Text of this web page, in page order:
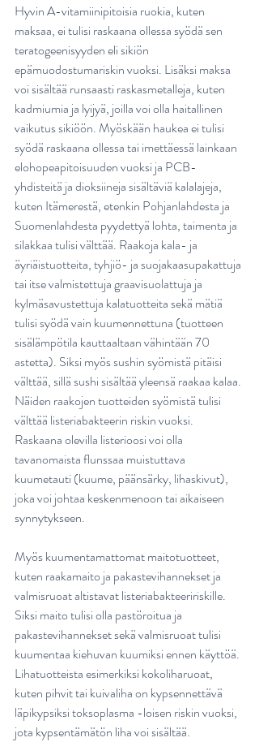
Hyvin A-vitamiinipitoisia ruokia, kuten
maksaa, ei tulisi raskaana ollessa syödä sen
teratogeenisyyden eli sikiön
epämuodostumariskin vuoksi. Lisäksi maksa
voi sisältää runsaasti raskasmetalleja, kuten
kadmiumia ja lyijyä, joilla voi olla haitallinen
vaikutus sikiöön. Myöskään haukea ei tulisi
syödä raskaana ollessa tai imettäessä lainkaan
elohopeapitoisuuden vuoksi ja PCB-
yhdisteitä ja dioksiineja sisältäviä kalalajeja,
kuten Itämerestä, etenkin Pohjanlahdesta ja
Suomenlahdesta pyydettyä lohta, taimenta ja
silakkaa tulisi välttää. Raakoja kala- ja
äyriäistuotteita, tyhjiö- ja suojakaasupakattuja
tai itse valmistettuja graavisuolattuja ja
kylmäsavustettuja kalatuotteita sekä mätiä
tulisi syödä vain kuumennettuna (tuotteen
sisälämpötila kauttaaltaan vähintään 70
astetta). Siksi myös sushin syömistä pitäisi
välttää, sillä sushi sisältää yleensä raakaa kalaa.
Näiden raakojen tuotteiden syömistä tulisi
välttää listeriabakteerin riskin vuoksi.
Raskaana olevilla listerioosi voi olla
tavanomaista flunssaa muistuttava
kuumetauti (kuume, päänsärky, lihaskivut),
joka voi johtaa keskenmenoon tai aikaiseen
synnytykseen.
Myös kuumentamattomat maitotuotteet,
kuten raakamaito ja pakastevihannekset ja
valmisruoat altistavat listeriabakteeririskille.
Siksi maito tulisi olla pastöroitua ja
pakastevihannekset sekä valmisruoat tulisi
kuumentaa kiehuvan kuumiksi ennen käyttöä.
Lihatuotteista esimerkiksi kokoliharuoat,
kuten pihvit tai kuivaliha on kypsennettävä
läpikypsiksi toksoplasma -loisen riskin vuoksi,
jota kypsentämätön liha voi sisältää.